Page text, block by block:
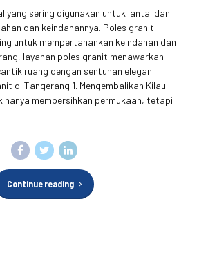
yang sering digunakan untuk lantai dan
dan keindahannya. Poles granit
untuk mempertahankan keindahan dan
layanan poles granit menawarkan
ruang dengan sentuhan elegan.
di Tangerang 1. Mengembalikan Kilau
membersihkan permukaan, tetapi
Continue reading